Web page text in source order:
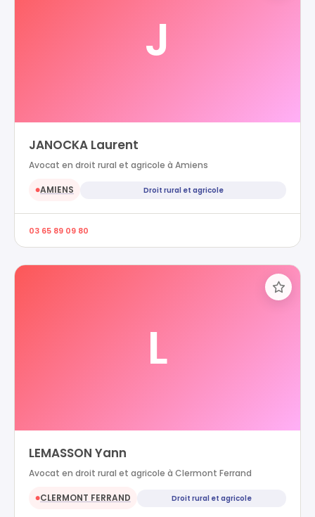
J
JANOCKA Laurent
Avocat en droit rural et agricole à Amiens
●AMIENS Droit rural et agricole
03 65 89 09 80
L
LEMASSON Yann
Avocat en droit rural et agricole à Clermont Ferrand
●CLERMONT FERRAND Droit rural et agricole